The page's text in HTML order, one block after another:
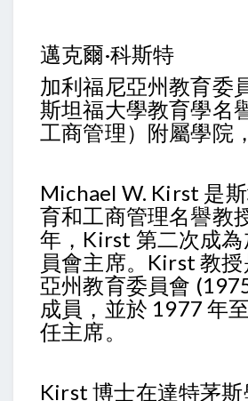
邁克爾·科斯特
加利福尼亞州教育委
斯坦福大學教育學名
工商管理）附屬學院
Michael W. Kirst 是
育和工商管理名譽教
年，Kirst 第二次成為
員會主席。Kirst 教
亞州教育委員會
成員，並於 1977 年
任主席。
Kirst 博士在達特茅